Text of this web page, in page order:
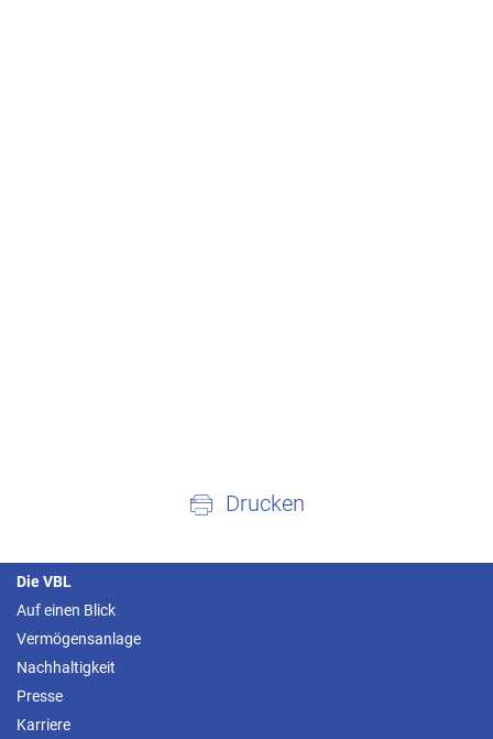
Drucken
Die VBL
Auf einen Blick
Vermögensanlage
Nachhaltigkeit
Presse
Karriere